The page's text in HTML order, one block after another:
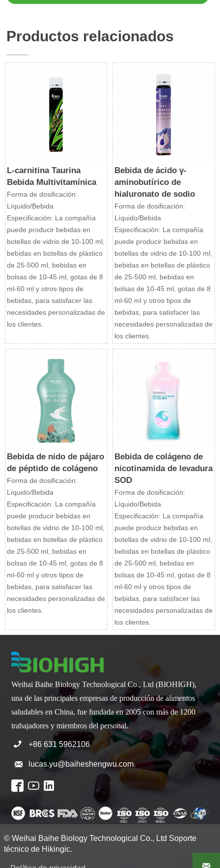
Productos relacionados
L-carnitina Taurina
Bebida Multivitamínica
Forma de dosificación:
Líquido/Bebida
Especificación: La compañía
puede producir bebidas en
botellas de vidrio de 10-100 ml,
bebidas en botellas de plástico
de 25-500 ml, bebidas en
bolsas de 10-45 ml, gotas de 8
ml-60 ml y otros tipos de
bebidas, para satisfacer las
necesidades personalizadas de
los clientes.
Bebida de ácido γ-
aminobutírico de
hialuronato de sodio
Forma de dosificación:
Líquido/Bebida
Especificación: La compañía
puede producir bebidas en
botellas de vidrio de 10-100 ml,
bebidas en botellas de plástico
de 25-500 ml, bebidas en
bolsas de 10-45 ml, gotas de 8
ml-60 ml y otros tipos de
bebidas, para satisfacer las
necesidades personalizadas de
los clientes.
Bebida de nido de pájaro
de péptido de colágeno
Forma de dosificación:
Líquido/Bebida
Especificación: La compañía
puede producir bebidas en
botellas de vidrio de 10-100 ml,
bebidas en botellas de plástico
de 25-500 ml, bebidas en
bolsas de 10-45 ml, gotas de 8
ml-60 ml y otros tipos de
bebidas, para satisfacer las
necesidades personalizadas de
los clientes.
Bebida de colágeno de
nicotinamida de levadura
SOD
Forma de dosificación:
Líquido/Bebida
Especificación: La compañía
puede producir bebidas en
botellas de vidrio de 10-100 ml,
bebidas en botellas de plástico
de 25-500 ml, bebidas en
bolsas de 10-45 ml, gotas de 8
ml-60 ml y otros tipos de
bebidas, para satisfacer las
necesidades personalizadas de
los clientes.
Weihai Baihe Biology Technological Co., Ltd (BIOHIGH),
una de las principales empresas de producción de alimentos
saludables en China, fue fundada en 2005 con más de 1200
trabajadores y miembros del personal.
 +86 631 5962106
 lucas.yu@baiheshengwu.com
  
© Weihai Baihe Biology Technological Co., Ltd Soporte
técnico de Hikingic.
